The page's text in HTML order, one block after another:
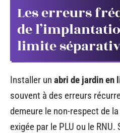
Les erreurs
de
limite
Installer un abri de jardin en
souvent à des erreurs
demeure le non-respect de la
exigée par le PLU ou le RNU.